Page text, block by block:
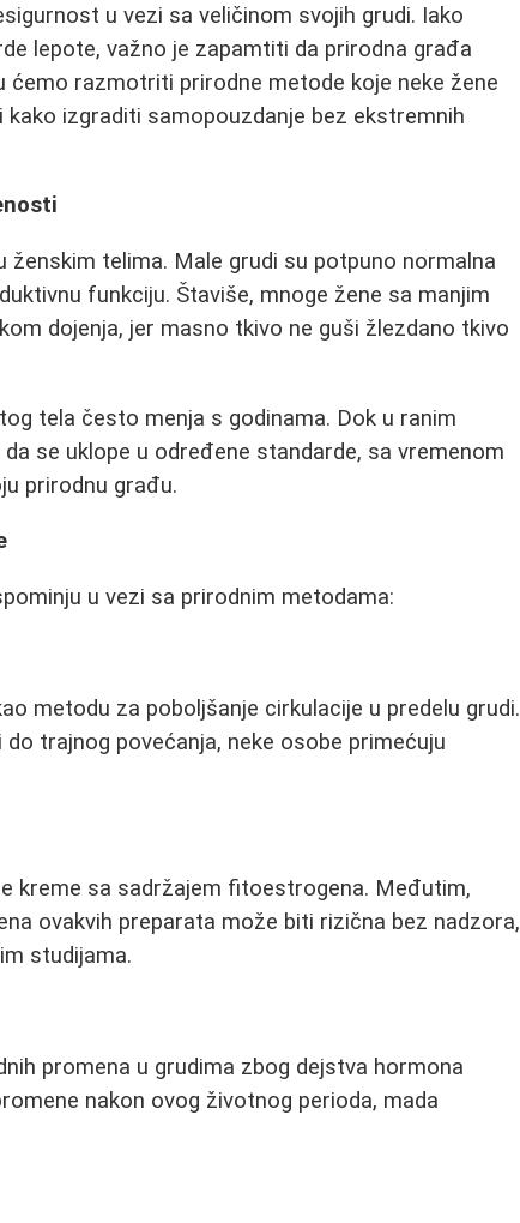
u vezi sa veličinom svojih grudi. Iako
lepote, važno je zapamtiti da prirodna građa
ćemo razmotriti prirodne metode koje neke žene
izgraditi samopouzdanje bez ekstremnih
telima. Male grudi su potpuno normalna
funkciju. Štaviše, mnoge žene sa manjim
dojenja, jer masno tkivo ne guši žlezdano tkivo
tela često menja s godinama. Dok u ranim
se uklope u određene standarde, sa vremenom
prirodnu građu.
u vezi sa prirodnim metodama:
metodu za poboljšanje cirkulacije u predelu grudi.
trajnog povećanja, neke osobe primećuju
kreme sa sadržajem fitoestrogena. Međutim,
ovakvih preparata može biti rizična bez nadzora,
studijama.
promena u grudima zbog dejstva hormona
nakon ovog životnog perioda, mada